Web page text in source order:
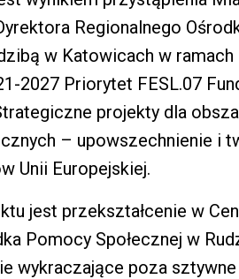
Regionalnego
w Katowicach w ramach
2027 Priorytet FESL.07
projekty dla
– upowszechnienie i
Unii Europejskiej.
jest przekształcenie w
Pomocy Społecznej w
wykraczające poza